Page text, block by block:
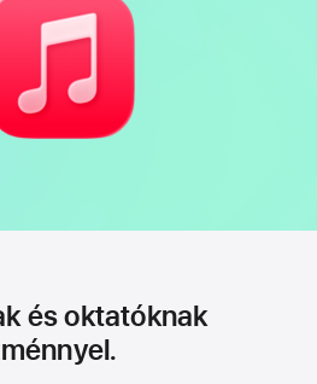
és oktatóknak